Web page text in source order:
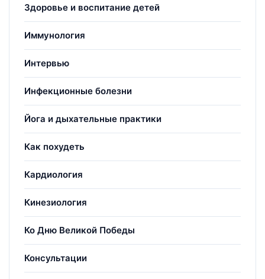
Здоровье и воспитание детей
Иммунология
Интервью
Инфекционные болезни
Йога и дыхательные практики
Как похудеть
Кардиология
Кинезиология
Ко Дню Великой Победы
Консультации